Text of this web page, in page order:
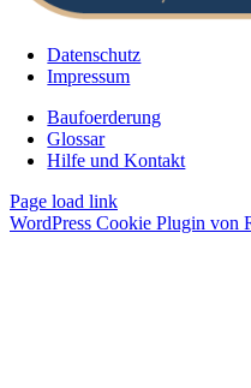
Datenschutz
Impressum
Baufoerderung
Glossar
Hilfe und Kontakt
Page load link
WordPress Cookie Plugin von